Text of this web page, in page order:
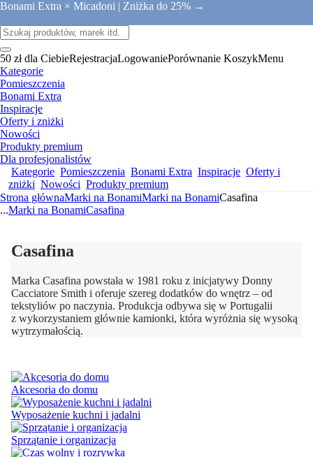
Bonami Extra × Micadoni | Zniżka do 25% →
50 zł dla CiebieRejestracjaLogowaniePorównanie KoszykMenu
Kategorie
Pomieszczenia
Bonami Extra
Inspiracje
Oferty i zniżki
Nowości
Produkty premium
Dla profesjonalistów
Kategorie Pomieszczenia Bonami Extra Inspiracje Oferty i
zniżki Nowości Produkty premium
Strona głównaMarki na BonamiMarki na BonamiCasafina
...Marki na BonamiCasafina
Casafina
Marka Casafina powstała w 1981 roku z inicjatywy Donny
Cacciatore Smith i oferuje szereg dodatków do wnętrz – od
tekstyliów po naczynia. Produkcja odbywa się w Portugalii
z wykorzystaniem głównie kamionki, która wyróżnia się wysoką
wytrzymałością.
Akcesoria do domu
Wyposażenie kuchni i jadalni
Sprzątanie i organizacja